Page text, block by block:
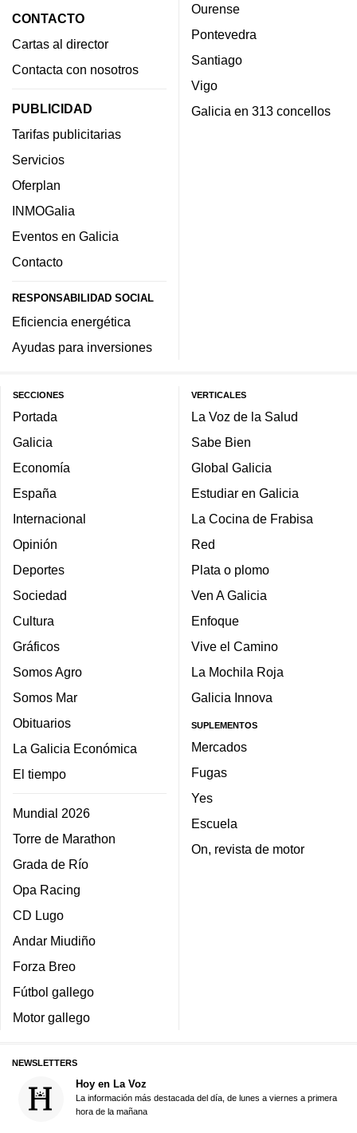
CONTACTO
Cartas al director
Contacta con nosotros
PUBLICIDAD
Tarifas publicitarias
Servicios
Oferplan
INMOGalia
Eventos en Galicia
Contacto
RESPONSABILIDAD SOCIAL
Eficiencia energética
Ayudas para inversiones
Ourense
Pontevedra
Santiago
Vigo
Galicia en 313 concellos
SECCIONES
Portada
Galicia
Economía
España
Internacional
Opinión
Deportes
Sociedad
Cultura
Gráficos
Somos Agro
Somos Mar
Obituarios
La Galicia Económica
El tiempo
Mundial 2026
Torre de Marathon
Grada de Río
Opa Racing
CD Lugo
Andar Miudiño
Forza Breo
Fútbol gallego
Motor gallego
VERTICALES
La Voz de la Salud
Sabe Bien
Global Galicia
Estudiar en Galicia
La Cocina de Frabisa
Red
Plata o plomo
Ven A Galicia
Enfoque
Vive el Camino
La Mochila Roja
Galicia Innova
SUPLEMENTOS
Mercados
Fugas
Yes
Escuela
On, revista de motor
NEWSLETTERS
Hoy en La Voz
La información más destacada del día, de lunes a viernes a primera
hora de la mañana